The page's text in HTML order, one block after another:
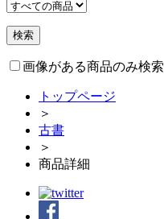
画像がある商品のみ検索
トップページ
＞
古書
＞
商品詳細